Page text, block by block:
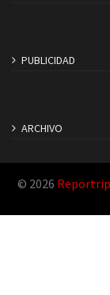
PUBLICIDAD
ARCHIVO
© 2026